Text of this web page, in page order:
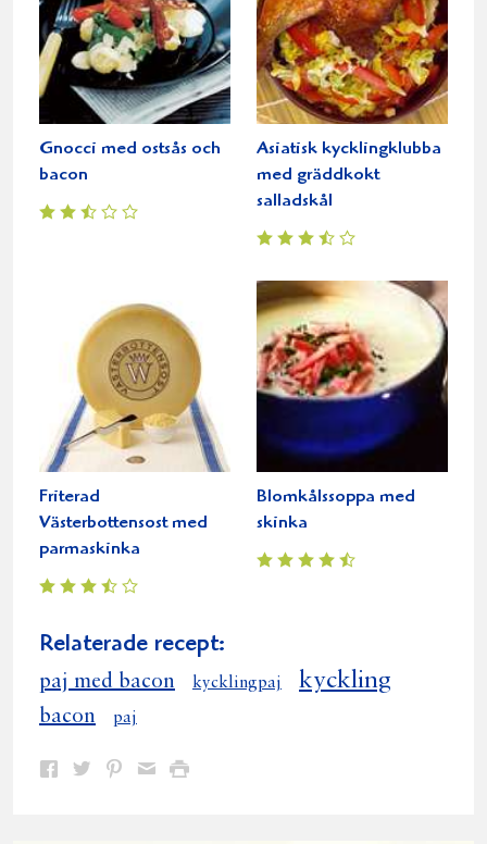
Gnocci med ostsås och
bacon
Asiatisk kycklingklubba
med gräddkokt
salladskål
Friterad
Västerbottensost med
parmaskinka
Blomkålssoppa med
skinka
Relaterade recept:
paj med bacon kycklingpaj kyckling
bacon paj
Dela Dela Dela DelaSkriv